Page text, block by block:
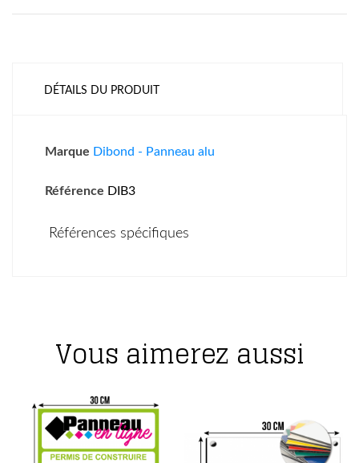
DÉTAILS DU PRODUIT
Marque Dibond - Panneau alu
Référence DIB3
Références spécifiques
Vous aimerez aussi